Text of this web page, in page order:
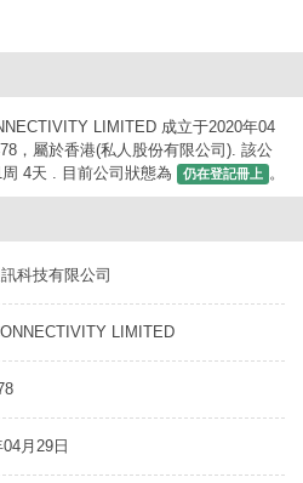
LIMITED 成立于2020年04
，屬於香港(私人股份有限公司). 該公
4天 . 目前公司狀態為
仍在登記冊上 。
科技有限公司
LIMITED
月29日